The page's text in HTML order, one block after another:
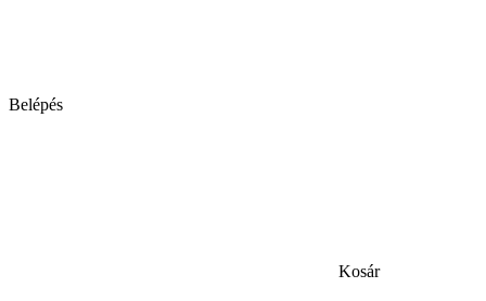
Belépés
Kosár